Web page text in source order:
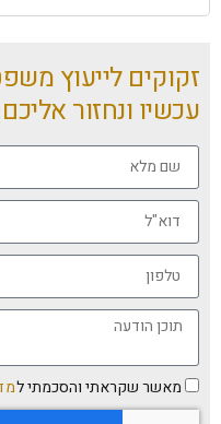
זקוקים לייעוץ
עכשיו ונחזור
מאשר שקראתי והסכמתי ל